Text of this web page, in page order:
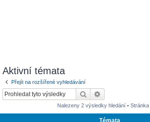
Aktivní témata
Přejít na rozšířené vyhledávání
Hledat
Nalezeny 2 výsledky hledání • Stránka
Témata